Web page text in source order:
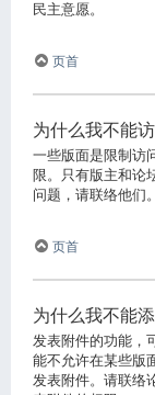
民主意愿。
页首
为什么我不能
一些版面是限制访
限。只有版主和论
问题，请联络他们。
页首
为什么我不能
发表附件的功能，
能不允许在某些版
发表附件。请联络